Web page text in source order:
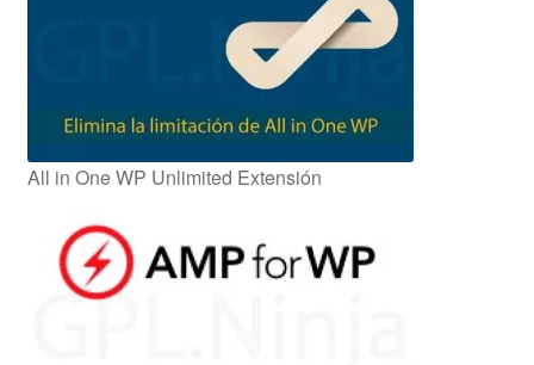
All in One WP Unlimited Extensión